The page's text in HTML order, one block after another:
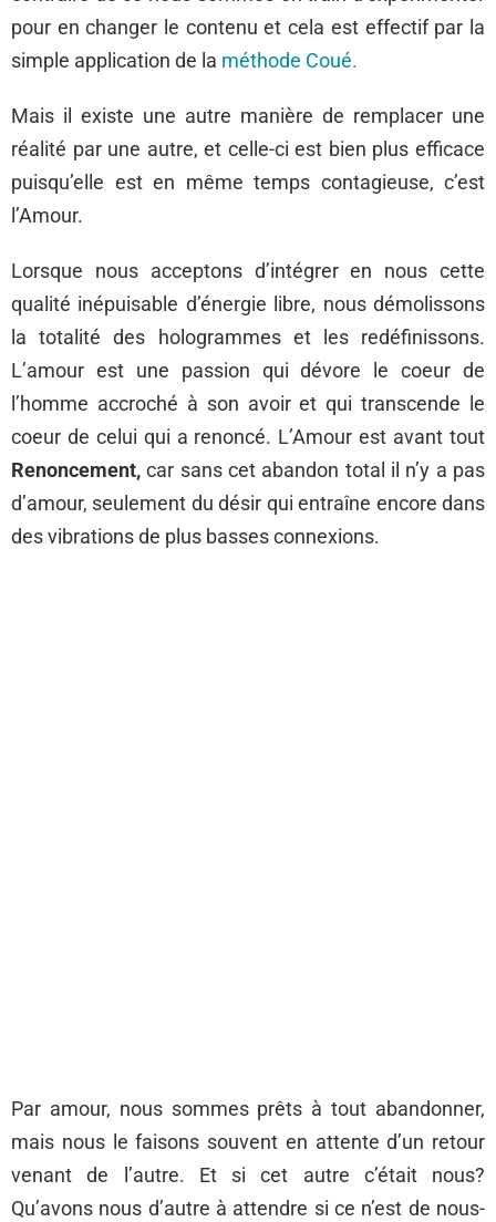
pour en changer le contenu et cela est effectif par la
simple application de la méthode Coué.
Mais il existe une autre manière de remplacer une
réalité par une autre, et celle-ci est bien plus efficace
puisqu’elle est en même temps contagieuse, c’est
l’Amour.
Lorsque nous acceptons d’intégrer en nous cette
qualité inépuisable d’énergie libre, nous démolissons
la totalité des hologrammes et les redéfinissons.
L’amour est une passion qui dévore le coeur de
l’homme accroché à son avoir et qui transcende le
coeur de celui qui a renoncé. L’Amour est avant tout
Renoncement, car sans cet abandon total il n’y a pas
d’amour, seulement du désir qui entraîne encore dans
des vibrations de plus basses connexions.
Par amour, nous sommes prêts à tout abandonner,
mais nous le faisons souvent en attente d’un retour
venant de l’autre. Et si cet autre c’était nous?
Qu’avons nous d’autre à attendre si ce n’est de nous-